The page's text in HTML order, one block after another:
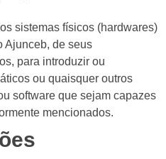
sistemas físicos (hardwares)
Ajunceb, de seus
para introduzir ou
ou quaisquer outros
software que sejam capazes
mencionados.